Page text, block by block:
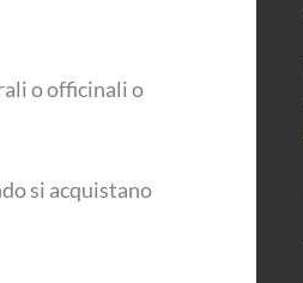
o officinali o
si acquistano